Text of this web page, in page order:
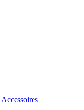
Accessoires